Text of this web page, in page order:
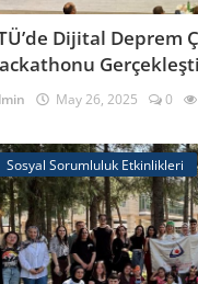
Dijital Deprem
May 26, 2025 0
Sosyal Sorumluluk Etkinlikleri